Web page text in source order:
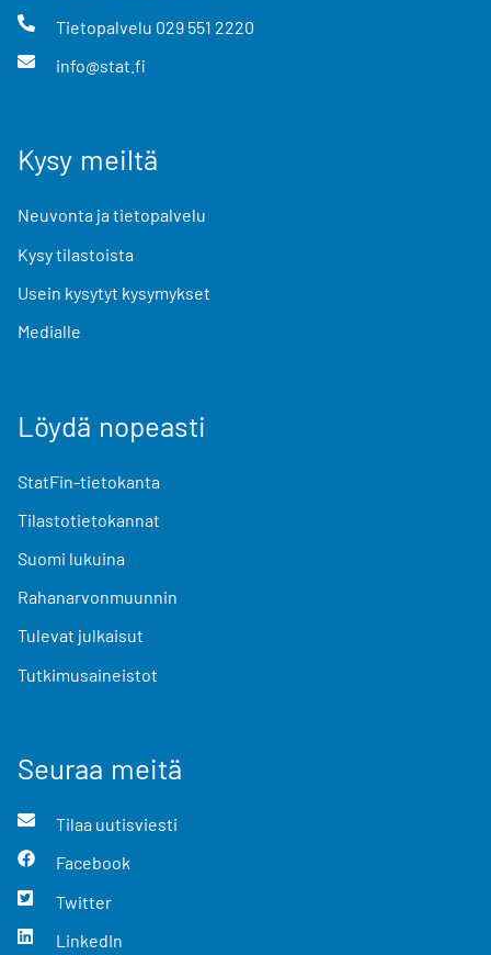
Tietopalvelu 029 551 2220
info@stat.fi
Kysy meiltä
Neuvonta ja tietopalvelu
Kysy tilastoista
Usein kysytyt kysymykset
Medialle
Löydä nopeasti
StatFin-tietokanta
Tilastotietokannat
Suomi lukuina
Rahanarvonmuunnin
Tulevat julkaisut
Tutkimusaineistot
Seuraa meitä
Tilaa uutisviesti
Facebook
Twitter
LinkedIn